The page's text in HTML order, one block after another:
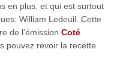
en plus, et qui est surtout
William Ledeuil. Cette
de l’émission Coté
pouvez revoir la recette